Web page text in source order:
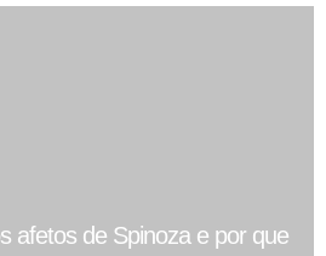
afetos de Spinoza e por que